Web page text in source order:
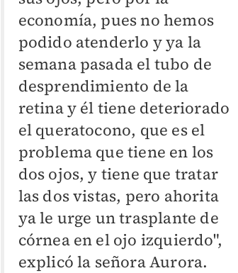
economía, pues no hemos
podido atenderlo y ya la
semana pasada el tubo de
desprendimiento de la
retina y él tiene deteriorado
el queratocono, que es el
problema que tiene en los
dos ojos, y tiene que tratar
las dos vistas, pero ahorita
ya le urge un trasplante de
córnea en el ojo izquierdo",
explicó la señora Aurora.